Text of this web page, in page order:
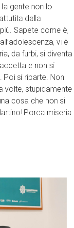
gente non lo
dalla
Sapete come è,
vi è
da furbi, si diventa
accetta e non si
si riparte. Non
volte, stupidamente
cosa che non si
Porca miseria